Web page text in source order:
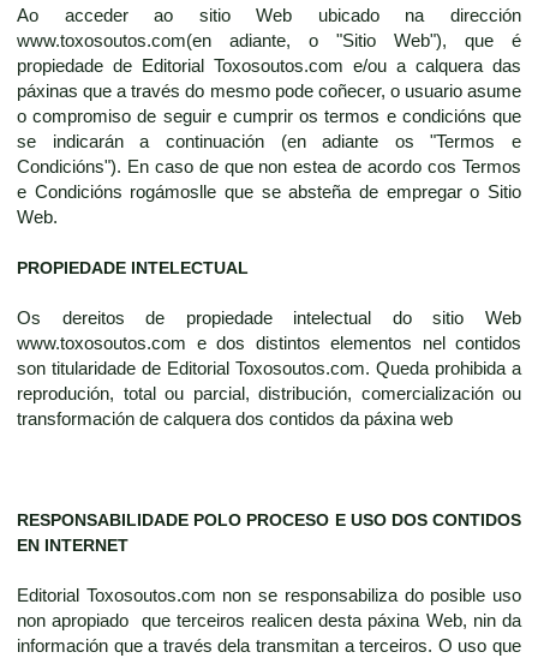
Ao acceder ao sitio Web ubicado na dirección
www.toxosoutos.com(en adiante, o "Sitio Web"), que é
propiedade de Editorial Toxosoutos.com e/ou a calquera das
páxinas que a través do mesmo pode coñecer, o usuario asume
o compromiso de seguir e cumprir os termos e condicións que
se indicarán a continuación (en adiante os "Termos e
Condicións"). En caso de que non estea de acordo cos Termos
e Condicións rogámoslle que se absteña de empregar o Sitio
Web.
PROPIEDADE INTELECTUAL
Os dereitos de propiedade intelectual do sitio Web
www.toxosoutos.com e dos distintos elementos nel contidos
son titularidade de Editorial Toxosoutos.com. Queda prohibida a
reprodución, total ou parcial, distribución, comercialización ou
transformación de calquera dos contidos da páxina web
RESPONSABILIDADE POLO PROCESO E USO DOS CONTIDOS
EN INTERNET
Editorial Toxosoutos.com non se responsabiliza do posible uso
non apropiado que terceiros realicen desta páxina Web, nin da
información que a través dela transmitan a terceiros. O uso que